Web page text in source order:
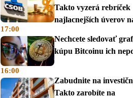
Takto vyzerá rebríček
najlacnejších úverov
17:00
Nechcete sledovať
kúpu Bitcoinu ich
16:00
Zabudnite na
Takto zarobíte na